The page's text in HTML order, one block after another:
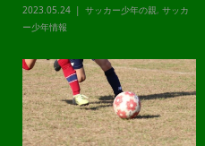
2023.05.24 サッカー少年の親, サッカ
ー少年情報